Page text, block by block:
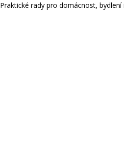
Praktické rady pro domácnost, bydlení